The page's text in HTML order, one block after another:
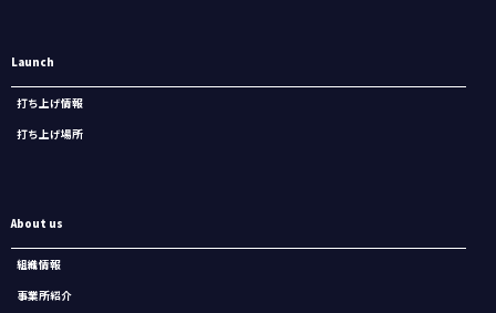
Launch
打ち上げ情報
打ち上げ場所
About us
組織情報
事業所紹介